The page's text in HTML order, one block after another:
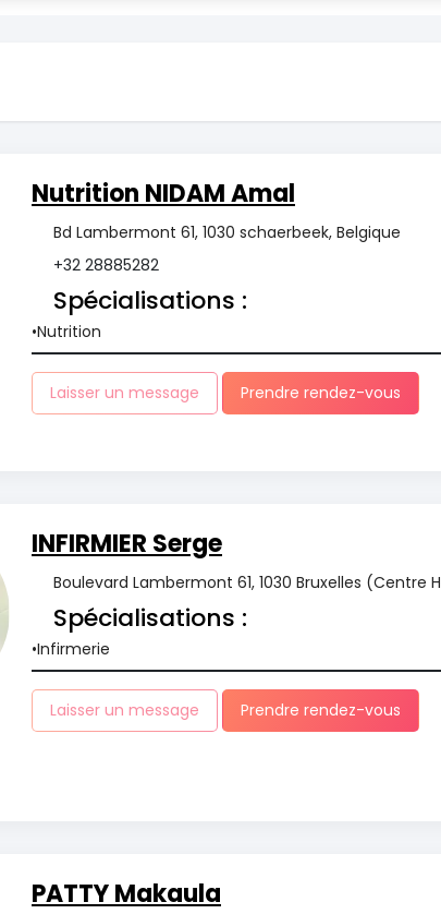
Nutrition NIDAM Amal
Bd Lambermont 61, 1030 schaerbeek, Belgique
+32 28885282
Spécialisations :
Nutrition
Laisser un message Prendre rendez-vous
INFIRMIER Serge
Boulevard Lambermont 61, 1030 Bruxelles (Centre
Spécialisations :
Infirmerie
Laisser un message Prendre rendez-vous
PATTY Makaula